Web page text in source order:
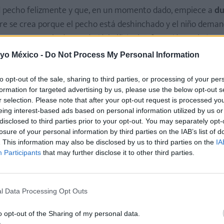
México - Do Not Process My Personal Information
opt-out of the sale, sharing to third parties, or processing of your
for targeted advertising by us, please use the below opt-out
selection. Please note that after your opt-out request is processed
interest-based ads based on personal information utilized by us
to third parties prior to your opt-out. You may separately
of your personal information by third parties on the IAB’s list of
This information may also be disclosed by us to third parties on the
Participants that may further disclose it to other third parties.
Data Processing Opt Outs
opt-out of the Sharing of my personal data.
felizmente y que, en un momento dado, empiece a
se crea porque el pecho está deshinchado y el niño
que la demanda (del niño) y la oferta (de pecho)
sin ningún motivo.
está muy nerviosa? La naturaleza ha previsto que, para
más pequeños, sobre todo, en los momentos de
de oxitocina, es importante que la mamá busque una
a poner al bebé al pecho, confiando en la capacidad de
con bebés y niños, embarazo y parto, m(p)aternidad y